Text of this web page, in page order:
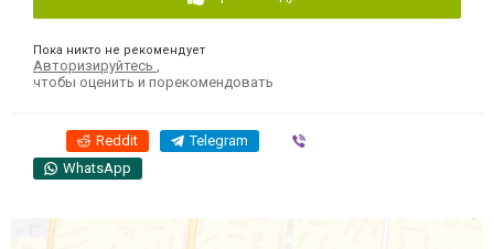
Пока никто не рекомендует
Авторизируйтесь
чтобы оценить и порекомендовать
Reddit Telegram
WhatsApp